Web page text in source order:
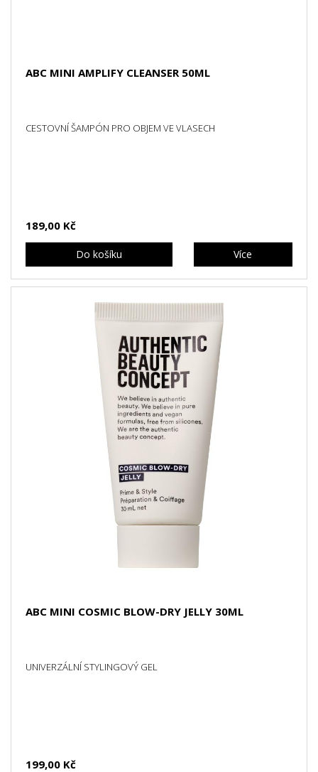
ABC MINI AMPLIFY CLEANSER 50ML
CESTOVNÍ ŠAMPÓN PRO OBJEM VE VLASECH
189,00 Kč
Do košíku Více
ABC MINI COSMIC BLOW-DRY JELLY 30ML
UNIVERZÁLNÍ STYLINGOVÝ GEL
199,00 Kč